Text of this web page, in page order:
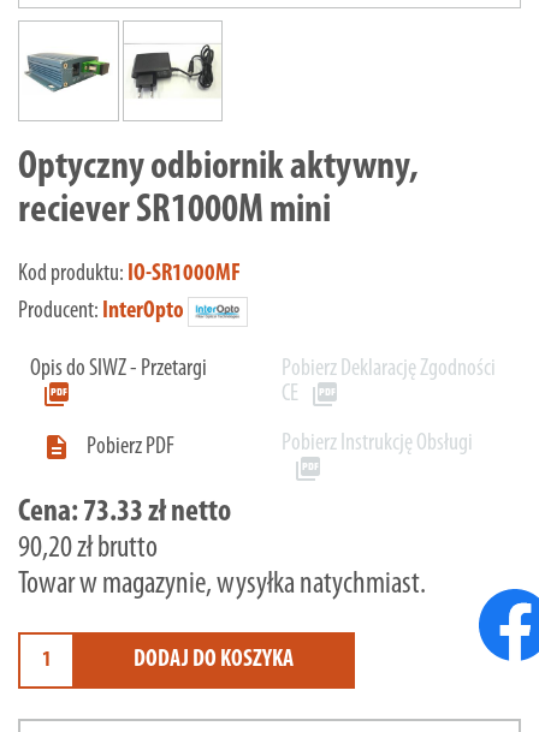
Optyczny odbiornik aktywny,
reciever SR1000M mini
Kod produktu: IO-SR1000MF
Producent: InterOpto
Opis do SIWZ - Przetargi
picture_as_pdf
Pobierz Deklarację Zgodności
CE picture_as_pdf

Pobierz PDF Pobierz Instrukcję Obsługi
picture_as_pdf
Cena: 73.33 zł netto
90,20 zł brutto
Towar w magazynie, wysyłka natychmiast.
DODAJ DO KOSZYKA